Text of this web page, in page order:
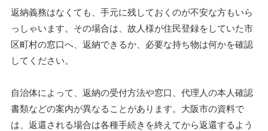
返納義務はなくても、手元に残しておくのが不安な方もいら
っしゃいます。その場合は、故人様が住民登録をしていた市
区町村の窓口へ、返納できるか、必要な持ち物は何かを確認
してください。
自治体によって、返納の受付方法や窓口、代理人の本人確認
書類などの案内が異なることがあります。大阪市の資料で
は、返還される場合は各種手続きを終えてから返還するよう